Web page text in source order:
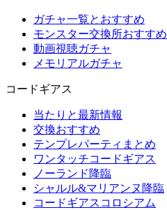
ガチャ一覧とおすすめ
モンスター交換所おすすめ
動画視聴ガチャ
メモリアルガチャ
コードギアス
当たりと最新情報
交換おすすめ
テンプレパーティまとめ
ワンタッチコードギアス
ノーランド降臨
シャルル&マリアンヌ降臨
コードギアスコロシアム